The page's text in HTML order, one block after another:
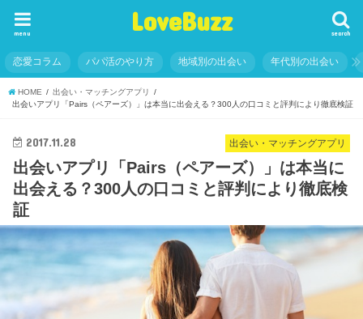
LoveBuzz search
menu
恋愛コラム パパ活のやり方 地域別の出会い 年代別の出会い
HOME
出会い・マッチングアプリ
出会いアプリ「Pairs（ペアーズ）」は本当に出会える？300人の口コミと評判により徹底検証
出会い・マッチングアプリ
2017.11.28
出会いアプリ「Pairs（ペアーズ）」は本当に
出会える？300人の口コミと評判により徹底検
証